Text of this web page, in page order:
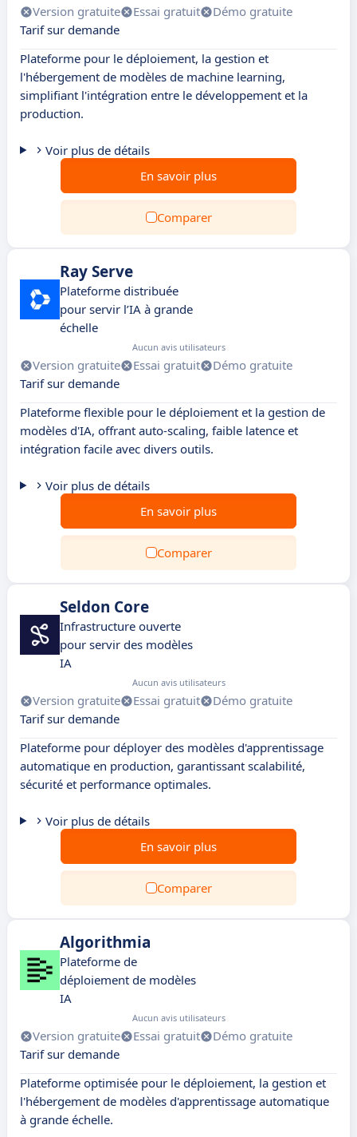
Version gratuite Essai gratuit
Démo gratuite
Tarif sur demande
Plateforme pour le déploiement, la gestion et
l'hébergement de modèles de machine learning,
simplifiant l'intégration entre le développement et la
production.
Voir plus de détails
En savoir plus
Comparer
Ray Serve
Plateforme distribuée
pour servir l’IA à grande
échelle
Aucun avis utilisateurs
Version gratuite Essai gratuit
Démo gratuite
Tarif sur demande
Plateforme flexible pour le déploiement et la gestion de
modèles d'IA, offrant auto-scaling, faible latence et
intégration facile avec divers outils.
Voir plus de détails
En savoir plus
Comparer
Seldon Core
Infrastructure ouverte
pour servir des modèles
IA
Aucun avis utilisateurs
Version gratuite Essai gratuit
Démo gratuite
Tarif sur demande
Plateforme pour déployer des modèles d'apprentissage
automatique en production, garantissant scalabilité,
sécurité et performance optimales.
Voir plus de détails
En savoir plus
Comparer
Algorithmia
Plateforme de
déploiement de modèles
IA
Aucun avis utilisateurs
Version gratuite Essai gratuit
Démo gratuite
Tarif sur demande
Plateforme optimisée pour le déploiement, la gestion et
l'hébergement de modèles d'apprentissage automatique
à grande échelle.